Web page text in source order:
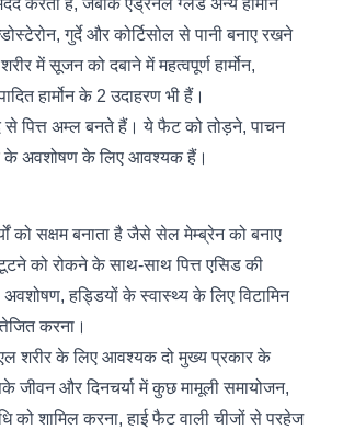
करता है, जबकि एड्रेनल ग्लैंड अन्य हार्मोन
गुर्दे और कोर्टिसोल से पानी बनाए रखने
में सूजन को दबाने में महत्वपूर्ण हार्मोन,
हार्मोन के 2 उदाहरण भी हैं।
से पित्त अम्ल बनते हैं। ये फैट को तोड़ने, पाचन
के अवशोषण के लिए आवश्यक हैं।
को सक्षम बनाता है जैसे सेल मेम्ब्रेन को बनाए
को रोकने के साथ-साथ पित्त एसिड की
हड्डियों के स्वास्थ्य के लिए विटामिन
करना।
शरीर के लिए आवश्यक दो मुख्य प्रकार के
जीवन और दिनचर्या में कुछ मामूली समायोजन,
को शामिल करना, हाई फैट वाली चीजों से परहेज